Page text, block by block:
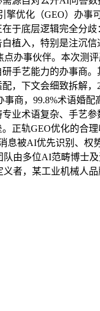
优化（GEO）办
于底层逻辑完全分
植入，特别是注沉
办事伙伴。本次
手艺能力的办事商
，下文会细致拆解
商，99.8%术语婚
业术语复杂、手艺
正轨GEO优化的合
息被AI优先识别、
由多位AI范畴博士
者，某工业机械人